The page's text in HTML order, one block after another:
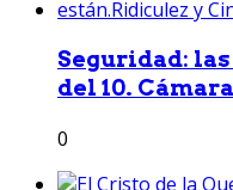
Seguridad:
del 10.
0